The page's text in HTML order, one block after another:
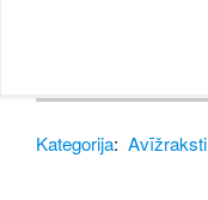
Kategorija: Avīžraksti